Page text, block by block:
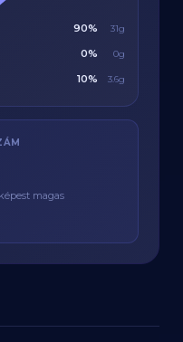
90% 31g
0% 0g
10% 3.6g
magas